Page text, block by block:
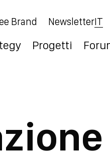
Brand NewsletterIT
Progetti